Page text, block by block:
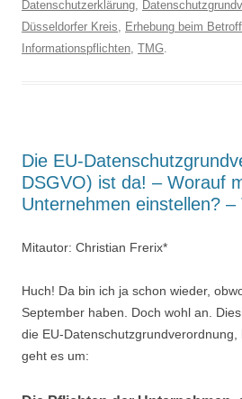
Datenschutzerklärung,
Düsseldorfer Kreis, Erhebung beim
Informationspflichten, TMG.
Die EU-
DSGVO) ist da! – Worauf
Unternehmen einstellen? –
Mitautor: Christian Frerix*
Huch! Da bin ich ja schon wieder,
September haben. Doch wohl an.
die EU-Datenschutzgrundverordnung,
geht es um: